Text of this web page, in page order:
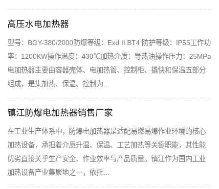
高压水电加热器
型号：BGY-380/2000防爆等级：Exd II BT4 防护等级：IP55工作功
率：1200KW操作温度：430℃加热介质：导热油操作压力：25MPa
电加热器主要由容器壳体、电加热管、控制柜、撬快和保温五部分
组成，是集加热、保温、控制为…
镇江防爆电加热器销售厂家
在工业生产体系中，防爆电加热器是适配易燃易爆作业环境的核心
加热设备，承担着介质升温、保温、工艺加热等关键职能，其性能
优劣直接关乎生产安全、作业效率与产品质量。镇江作为国内工业
加热设备产业集聚地之一，依托…